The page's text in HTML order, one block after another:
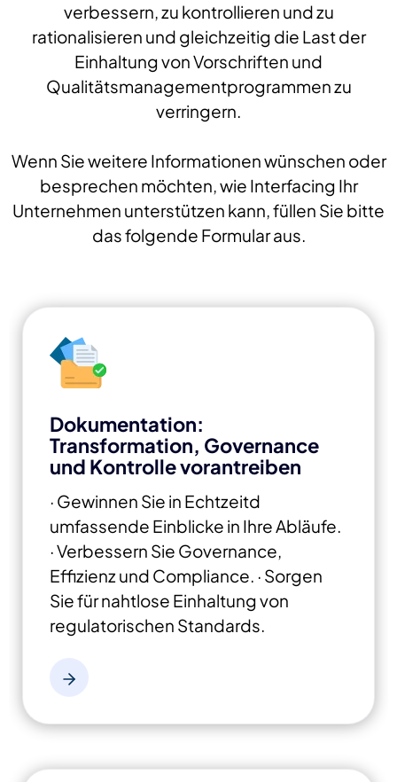
verbessern, zu kontrollieren und zu
rationalisieren und gleichzeitig die Last der
Einhaltung von Vorschriften und
Qualitätsmanagementprogrammen zu
verringern.
Wenn Sie weitere Informationen wünschen oder
besprechen möchten, wie Interfacing Ihr
Unternehmen unterstützen kann, füllen Sie bitte
das folgende Formular aus.
Dokumentation:
Transformation, Governance
und Kontrolle vorantreiben
· Gewinnen Sie in Echtzeitd
umfassende Einblicke in Ihre Abläufe.
· Verbessern Sie Governance,
Effizienz und Compliance. · Sorgen
Sie für nahtlose Einhaltung von
regulatorischen Standards.